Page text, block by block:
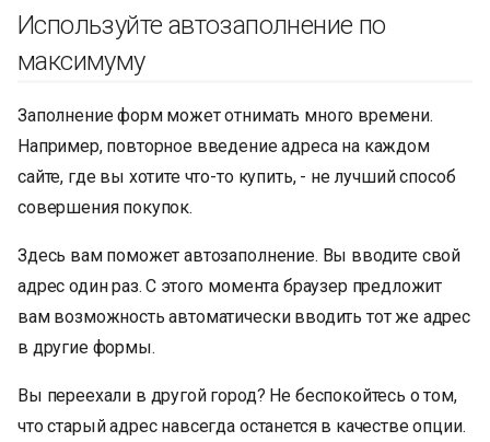
и
Используйте автозаполнение по
максимуму
Заполнение форм может отнимать много времени.
Например, повторное введение адреса на каждом
сайте, где вы хотите что-то купить, - не лучший способ
совершения покупок.
Здесь вам поможет автозаполнение. Вы вводите свой
адрес один раз. С этого момента браузер предложит
вам возможность автоматически вводить тот же адрес
в другие формы.
Вы переехали в другой город? Не беспокойтесь о том,
что старый адрес навсегда останется в качестве опции.